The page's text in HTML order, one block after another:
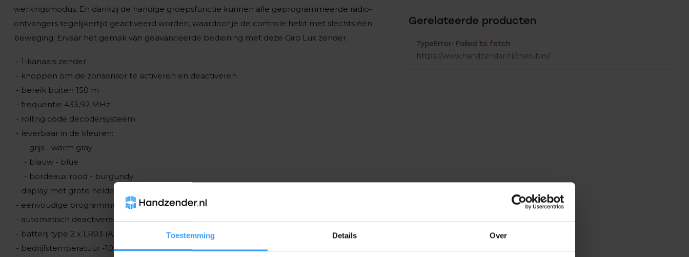
Toestemming Details Over
werkingsmodus. En dankzij de handige groepsfunctie kunnen alle geprogrammeerde radio-
ontvangers tegelijkertijd geactiveerd worden, waardoor je de controle hebt met slechts één
beweging. Ervaar het gemak van geavanceerde bediening met deze Giro Lux zender.
- 1-kanaals zender
- knoppen om de zonsensor te activeren en deactiveren
- bereik buiten 150 m
- frequentie 433,92 MHz
- rolling code decodersysteem
- leverbaar in de kleuren:
- grijs - warm gray
- blauw - blue
- bordeaux rood - burgundy
- display met grote helderheid en kanaalweergave
- eenvoudige programmering met 3 programmeerknoppen op de achterkant
- automatisch deactiveren van de programmeermodus
- batterij type 2 x LR03 (AAA)
- bedrijfstemperatuur -10 tot 55 Â°C
Gerelateerde producten
TypeError: Failed to fetch
https://www.handzender.nl/cherubini/